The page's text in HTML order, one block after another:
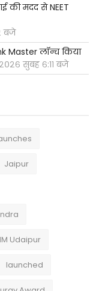
की मदद से NEET
बजे
Master लॉन्च किया
सुबह ६:११ बजे
Jaipur
Udaipur
launched